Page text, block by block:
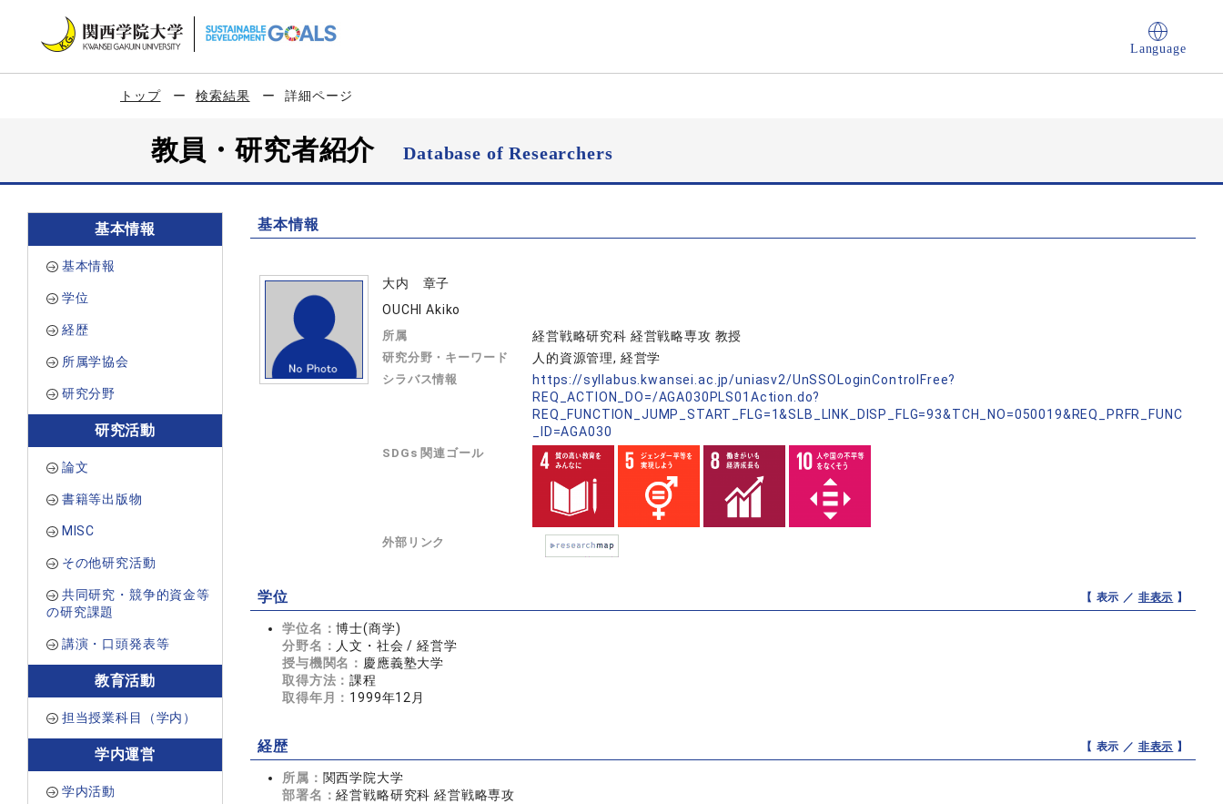
Language
トップ 検索結果 詳細ページ
教員・研究者紹介Database of Researchers
基本情報
基本情報
学位
経歴
所属学協会
研究分野
研究活動
論文
書籍等出版物
MISC
その他研究活動
共同研究・競争的資金等
の研究課題
講演・口頭発表等
教育活動
担当授業科目（学内）
学内運営
学内活動
基本情報
大内 章子
OUCHI Akiko
所属 経営戦略研究科 経営戦略専攻 教授
研究分野・キーワード 人的資源管理, 経営学
シラバス情報
https://syllabus.kwansei.ac.jp/uniasv2/UnSSOLoginControlFree?
REQ_ACTION_DO=/AGA030PLS01Action.do?
REQ_FUNCTION_JUMP_START_FLG=1&SLB_LINK_DISP_FLG=93&TCH_NO=050019&REQ_PRFR_FUNC
_ID=AGA030
SDGs 関連ゴール
外部リンク
学位 【 表示 ／ 非表示 】
学位名：博士(商学)
分野名： 人文・社会 / 経営学
授与機関名： 慶應義塾大学
取得方法：課程
取得年月： 1999年12月
経歴 【 表示 ／ 非表示 】
所属： 関西学院大学
部署名：経営戦略研究科 経営戦略専攻